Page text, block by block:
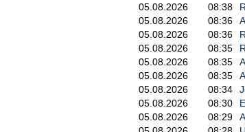
05.08.2026
08:38
05.08.2026
08:36
05.08.2026
08:36
05.08.2026
08:35
05.08.2026
08:35
05.08.2026
08:35
05.08.2026
08:34
05.08.2026
08:30
05.08.2026
08:29